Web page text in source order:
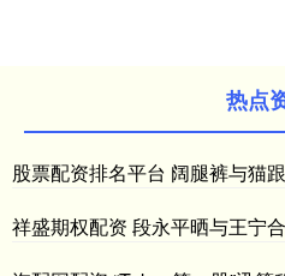
热点
股票配资排名平台 阔腿裤与猫
祥盛期权配资 段永平晒与王宁